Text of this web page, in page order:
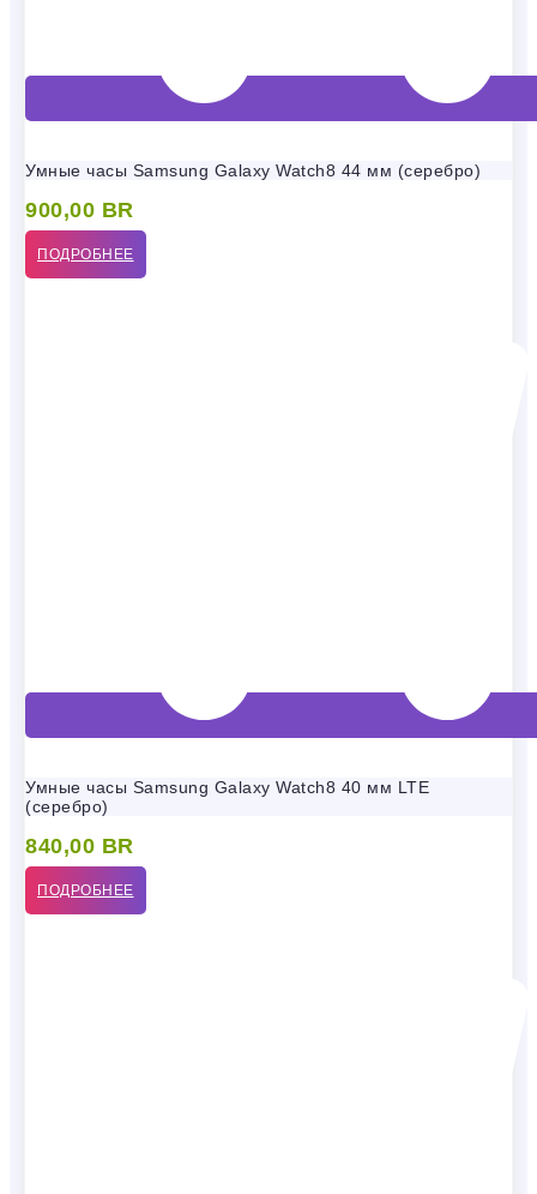
Умные часы Samsung Galaxy Watch8 44 мм (серебро)
900,00 BR
ПОДРОБНЕЕ
Умные часы Samsung Galaxy Watch8 40 мм LTE
(серебро)
840,00 BR
ПОДРОБНЕЕ